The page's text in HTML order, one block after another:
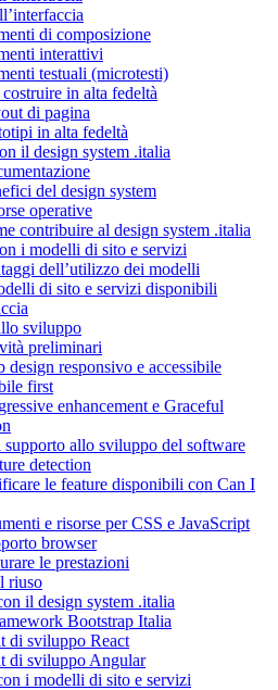
di composizione
interattivi
testuali (microtesti)
in alta fedeltà
di pagina
in alta fedeltà
il design system .italia
del design system
operative
contribuire al design system .italia
i modelli di sito e servizi
dell’utilizzo dei modelli
di sito e servizi disponibili
sviluppo
preliminari
design responsivo e accessibile
first
enhancement e Graceful
allo sviluppo del software
detection
le feature disponibili con Can I
e risorse per CSS e JavaScript
browser
le prestazioni
riuso
il design system .italia
Bootstrap Italia
di sviluppo React
di sviluppo Angular
i modelli di sito e servizi